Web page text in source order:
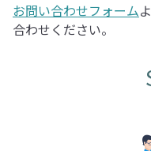
お問い合わせフォーム
合わせください。